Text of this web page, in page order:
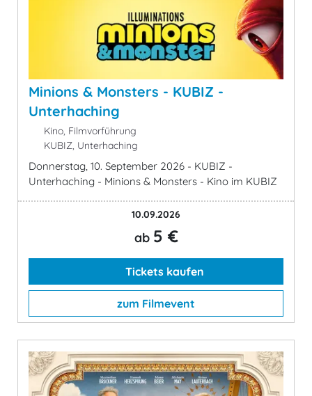
Minions & Monsters - KUBIZ -
Unterhaching
Kino, Filmvorführung
KUBIZ, Unterhaching
Donnerstag, 10. September 2026 - KUBIZ -
Unterhaching - Minions & Monsters - Kino im KUBIZ
10.09.2026
ab 5 €
Tickets kaufen
zum Filmevent